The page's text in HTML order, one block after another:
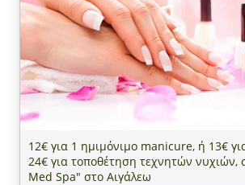
12€ για 1 ημιμόνιμο manicure, ή 13€
24€ για τοποθέτηση τεχνητών νυχιών,
Med Spa" στο Αιγάλεω